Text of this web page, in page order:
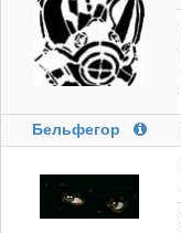
Бельфегор